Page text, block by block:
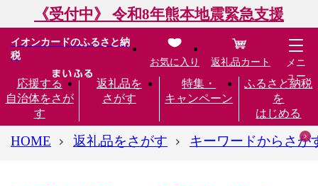
《受付中》 令和8年熊本地震緊急支援
イオンカードのふるさと納
税
応援する
自治体をさが
す
返礼品を
さがす
特集・
キャンペーン
ふるさと納税
を
はじめる
お気に入り 返礼品カート
メニ
ュー
HOME 返礼品をさがす キーワードからさが